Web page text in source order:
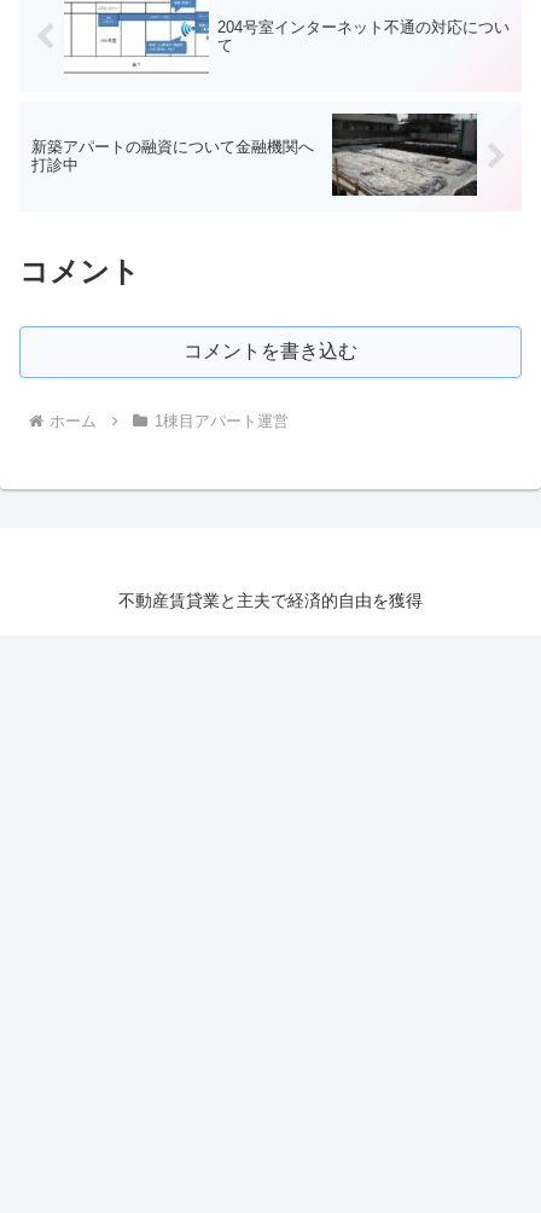
204号室インターネット不通の対応につい
て
新築アパートの融資について金融機関へ
打診中
コメント
コメントを書き込む
ホーム 1棟目アパート運営
不動産賃貸業と主夫で経済的自由を獲得